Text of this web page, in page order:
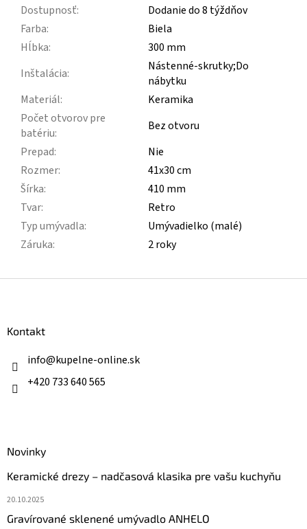
Dostupnosť:
Dodanie do 8 týždňov
Farba:
Biela
Hĺbka:
300 mm
Inštalácia:
Nástenné-skrutky;Do
nábytku
Materiál:
Keramika
Počet otvorov pre
batériu:
Bez otvoru
Prepad:
Nie
Rozmer:
41x30 cm
Šírka:
410 mm
Tvar:
Retro
Typ umývadla:
Umývadielko (malé)
Záruka: 2 roky
Kontakt
info@kupelne-online.sk
+420 733 640 565
Novinky
Keramické drezy – nadčasová klasika pre vašu kuchyňu
20.10.2025
Gravírované sklenené umývadlo ANHELO